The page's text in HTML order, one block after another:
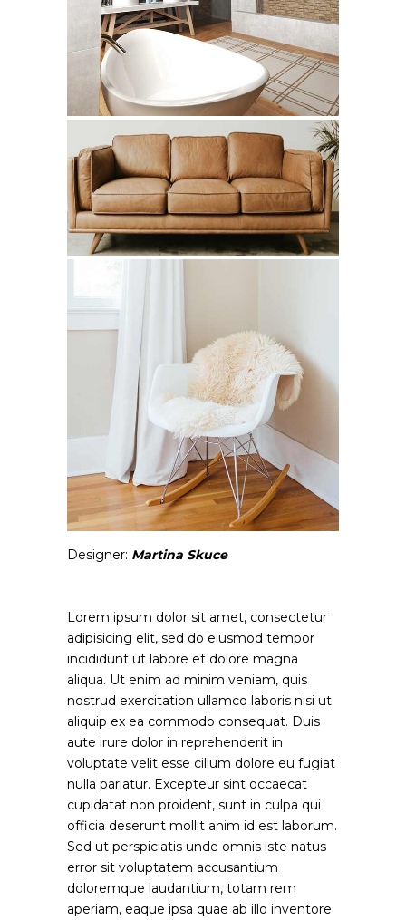
Designer: Martina Skuce
Lorem ipsum dolor sit amet, consectetur
adipisicing elit, sed do eiusmod tempor
incididunt ut labore et dolore magna
aliqua. Ut enim ad minim veniam, quis
nostrud exercitation ullamco laboris nisi ut
aliquip ex ea commodo consequat. Duis
aute irure dolor in reprehenderit in
voluptate velit esse cillum dolore eu fugiat
nulla pariatur. Excepteur sint occaecat
cupidatat non proident, sunt in culpa qui
officia deserunt mollit anim id est laborum.
Sed ut perspiciatis unde omnis iste natus
error sit voluptatem accusantium
doloremque laudantium, totam rem
aperiam, eaque ipsa quae ab illo inventore